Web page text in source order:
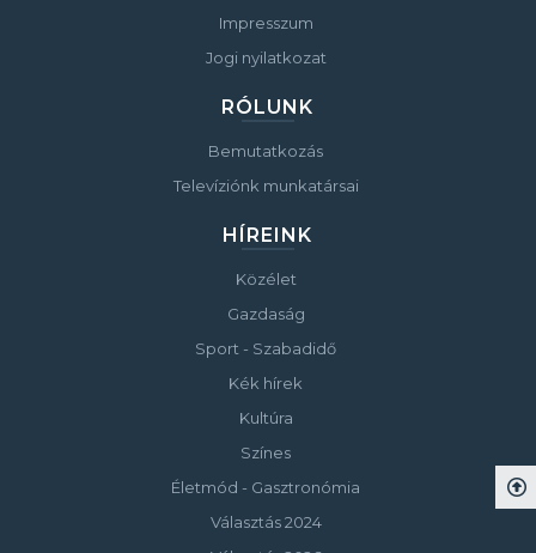
Impresszum
Jogi nyilatkozat
RÓLUNK
Bemutatkozás
Televíziónk munkatársai
HÍREINK
Közélet
Gazdaság
Sport - Szabadidő
Kék hírek
Kultúra
Színes
Életmód - Gasztronómia
Választás 2024